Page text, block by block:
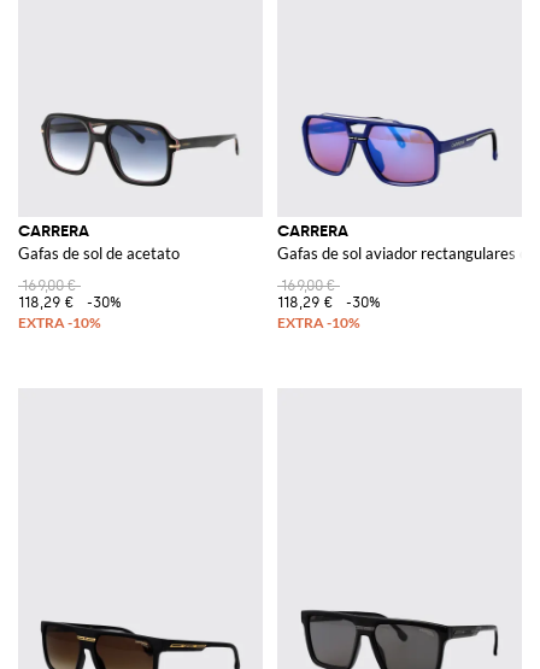
CARRERA
Gafas de sol de acetato
169,00 €
118,29 €
-30%
CARRERA
Gafas de sol aviador rectangulares
169,00 €
118,29 €
-30%